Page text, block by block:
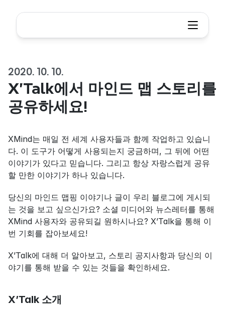
2020. 10. 10.
X'Talk에서 마인드 맵 스토리를
공유하세요!
XMind는 매일 전 세계 사용자들과 함께 작업하고 있습니
다. 이 도구가 어떻게 사용되는지 궁금하며, 그 뒤에 어떤
이야기가 있다고 믿습니다. 그리고 항상 자랑스럽게 공유
할 만한 이야기가 하나 있습니다.
당신의 마인드 맵핑 이야기나 글이 우리 블로그에 게시되
는 것을 보고 싶으신가요? 소셜 미디어와 뉴스레터를 통해
XMind 사용자와 공유되길 원하시나요? X’Talk을 통해 이
번 기회를 잡아보세요!
X’Talk에 대해 더 알아보고, 스토리 공지사항과 당신의 이
야기를 통해 받을 수 있는 것들을 확인하세요.
X’Talk 소개